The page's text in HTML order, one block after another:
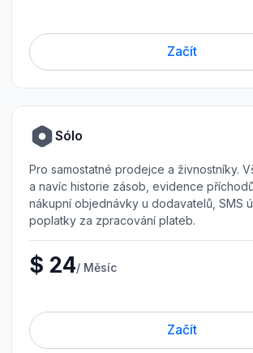
Začít
Sólo
Pro samostatné prodejce a živnostníky.
a navíc historie zásob, evidence
nákupní objednávky u dodavatelů, SMS
poplatky za zpracování plateb.
$ 24/ Měsíc
Začít